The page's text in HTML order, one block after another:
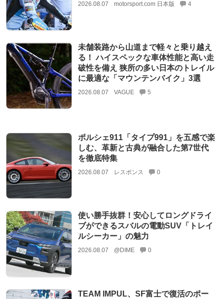
2026.08.07 motorsport.com 日本版 4
未舗装路から山道まで軽々と乗り越え
る！ ハイスペックな車体性能と高い走
破性を備え 狭所の多い日本のトレイル
に最適な「マウンテンバイク」3選
2026.08.07 VAGUE 5
ポルシェ911「タイプ991」を五感で楽
しむ、革新と古典が融合した第7世代
を徹底特集
2026.08.07 レスポンス 0
使い勝手抜群！安心してロングドライ
ブができるスバルの電動SUV「トレイ
ルシーカー」の魅力
2026.08.07 @DIME 0
TEAM IMPUL、SF富士で復活のポー